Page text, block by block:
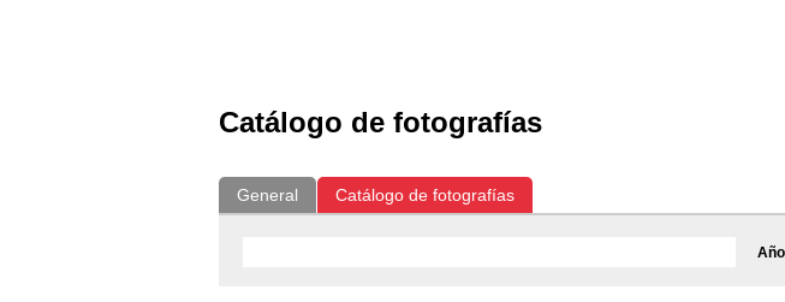
Catálogo de fotografías
General Catálogo de fotografías